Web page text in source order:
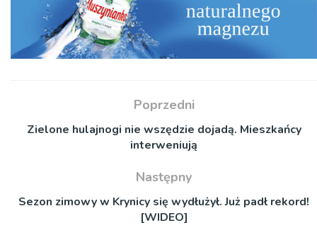
Poprzedni
Zielone hulajnogi nie wszędzie dojadą. Mieszkańcy
interweniują
Następny
Sezon zimowy w Krynicy się wydłużył. Już padł rekord!
[WIDEO]